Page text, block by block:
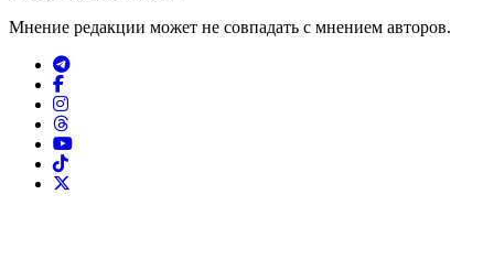
Мнение редакции может не совпадать с мнением авторов.